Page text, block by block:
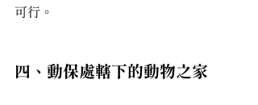
可行。
四、動保處轄下的動物之家